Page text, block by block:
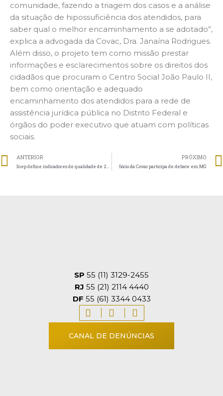
comunidade, fazendo a triagem dos casos e a análise
da situação de hipossuficiência dos atendidos, para
saber qual o melhor encaminhamento a se adotado”,
explica a advogada da Covac, Dra. Janaína Rodrigues.
Além disso, o projeto tem como missão prestar
informações e esclarecimentos sobre os direitos dos
cidadãos que procuram o Centro Social João Paulo II,
bem como orientação e adequado
encaminhamento dos atendidos para a rede de
assistência jurídica pública no Distrito Federal e
órgãos do poder executivo que atuam com políticas
sociais.
ANTERIOR PRÓXIMO
Sócio da Covac participa de debate em MG
CANAL DE DENÚNCIAS
SP 55 (11) 3129-2455
RJ 55 (21) 2114 4440
DF 55 (61) 3344 0433